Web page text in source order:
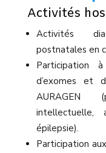
Activités
Activités
postnatales en
Participation
d’exomes et
AURAGEN
intellectuelle,
épilepsie).
Participation